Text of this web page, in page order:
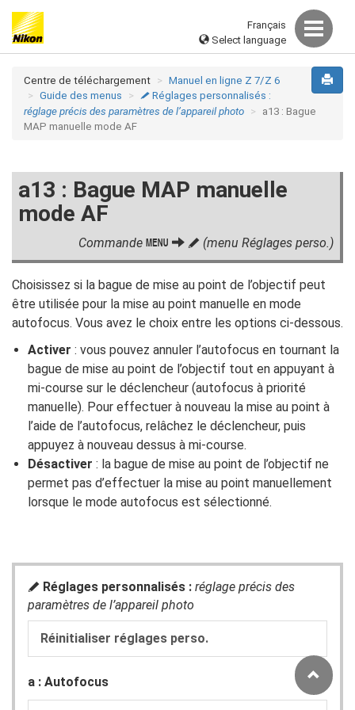
Français
Select language
Centre de téléchargement
Manuel en ligne Z 7/Z 6
Guide des menus
A Réglages personnalisés :
réglage précis des paramètres de l’appareil photo
a13 : Bague
MAP manuelle mode AF
a13 : Bague MAP manuelle
mode AF
Commande G A (menu Réglages perso.)
Choisissez si la bague de mise au point de l’objectif peut
être utilisée pour la mise au point manuelle en mode
autofocus. Vous avez le choix entre les options ci-dessous.
Activer : vous pouvez annuler l’autofocus en tournant la
bague de mise au point de l’objectif tout en appuyant à
mi-course sur le déclencheur (autofocus à priorité
manuelle). Pour effectuer à nouveau la mise au point à
l’aide de l’autofocus, relâchez le déclencheur, puis
appuyez à nouveau dessus à mi-course.
Désactiver : la bague de mise au point de l’objectif ne
permet pas d’effectuer la mise au point manuellement
lorsque le mode autofocus est sélectionné.
A Réglages personnalisés : réglage précis des
paramètres de l’appareil photo
Réinitialiser réglages perso.
a : Autofocus